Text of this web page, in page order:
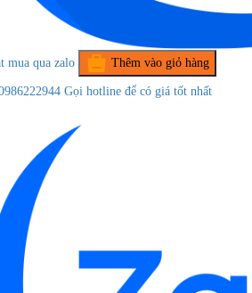
mua qua zalo Thêm vào giỏ hàng
Gọi hotline để có giá tốt nhất